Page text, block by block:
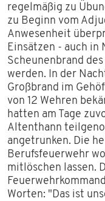
regelmäßig zu
zu Beginn vom
Anwesenheit
Einsätzen - auch in
Scheunenbrand
werden. In der
Großbrand im
von 12 Wehren
hatten am Tage
Altenthann
angetrunken. Die
Berufsfeuerwehr
mitlöschen lassen.
Worten: "Das ist